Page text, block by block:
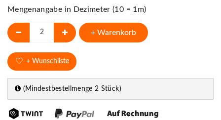
Mengenangabe in Dezimeter (10 = 1m)
+ Warenkorb
+ Wunschliste
(Mindestbestellmenge 2 Stück)